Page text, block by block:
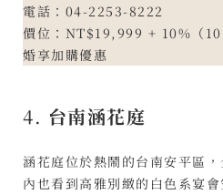
電話：04-2253-8222
價位：NT$19,999 + 10%（10
婚享加購優惠
4. 台南涵花庭
涵花庭位於熱鬧的台南安平區
內也看到高雅別緻的白色系宴